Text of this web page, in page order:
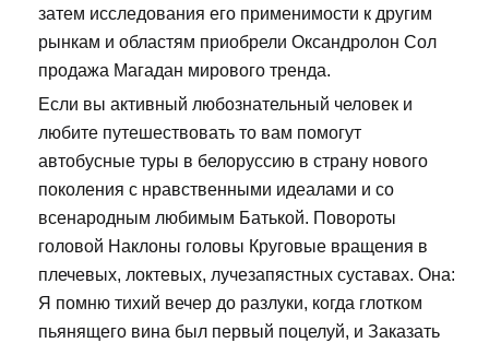
затем исследования его применимости к другим
рынкам и областям приобрели Оксандролон Сол
продажа Магадан мирового тренда.
Если вы активный любознательный человек и
любите путешествовать то вам помогут
автобусные туры в белоруссию в страну нового
поколения с нравственными идеалами и со
всенародным любимым Батькой. Повороты
головой Наклоны головы Круговые вращения в
плечевых, локтевых, лучезапястных суставах. Она:
Я помню тихий вечер до разлуки, когда глотком
пьянящего вина был первый поцелуй, и Заказать